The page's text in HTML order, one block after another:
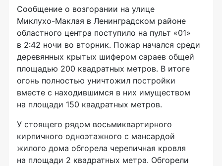
Сообщение о возгорании на улице
Миклухо-Маклая в Ленинградском районе
областного центра поступило на пульт «01»
в 2:42 ночи во вторник. Пожар начался среди
деревянных крытых шифером сараев общей
площадью 200 квадратных метров. В итоге
огонь полностью уничтожил постройки
вместе с находившимся в них имуществом
на площади 150 квадратных метров.
У стоящего рядом восьмиквартирного
кирпичного одноэтажного с мансардой
жилого дома обгорела черепичная кровля
на площади 2 квадратных метра. Обгорели